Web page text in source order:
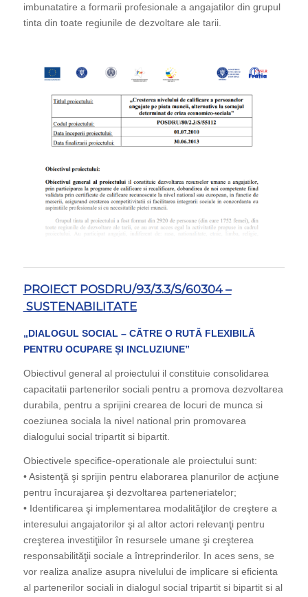
imbunatatire a formarii profesionale a angajatilor din grupul
tinta din toate regiunile de dezvoltare ale tarii.
PROIECT POSDRU/93/3.3/S/60304 –
SUSTENABILITATE
„DIALOGUL SOCIAL – CĂTRE O RUTĂ FLEXIBILĂ
PENTRU OCUPARE ȘI INCLUZIUNE”
Obiectivul general al proiectului il constituie consolidarea
capacitatii partenerilor sociali pentru a promova dezvoltarea
durabila, pentru a sprijini crearea de locuri de munca si
coeziunea sociala la nivel national prin promovarea
dialogului social tripartit si bipartit.
Obiectivele specifice-operationale ale proiectului sunt:
• Asistenţă şi sprijin pentru elaborarea planurilor de acţiune
pentru încurajarea şi dezvoltarea parteneriatelor;
• Identificarea şi implementarea modalităţilor de creştere a
interesului angajatorilor şi al altor actori relevanţi pentru
creşterea investiţiilor în resursele umane şi creşterea
responsabilităţii sociale a întreprinderilor. In aces sens, se
vor realiza analize asupra nivelului de implicare si eficienta
al partenerilor sociali in dialogul social tripartit si bipartit si al